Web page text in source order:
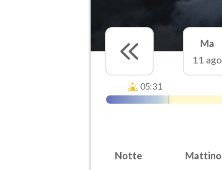
Ma
11 ago
05:31
Notte Mattino